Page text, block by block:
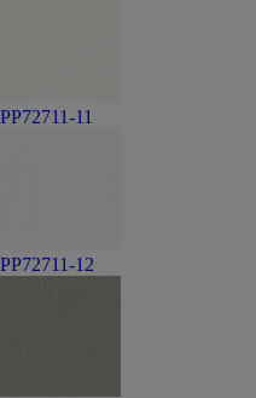
PP72711-11
PP72711-12